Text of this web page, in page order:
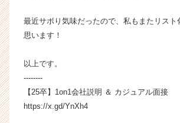
ウ
活
最近サボり気味だったので、私もまたリスト
思います！
以上です。
--------
【25卒】1on1会社説明 ＆ カジュアル面接
https://x.gd/YnXh4